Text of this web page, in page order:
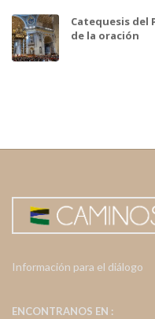
Catequesis del
de la oración
Información para el diálogo
ENCONTRANOS EN :